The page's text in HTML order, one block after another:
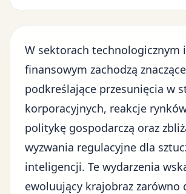
W sektorach technologicznym i
finansowym zachodzą
podkreślające przesunięcia w
korporacyjnych, reakcje
politykę gospodarczą oraz
wyzwania regulacyjne dla
inteligencji. Te wydarzenia
ewoluujący krajobraz zarówno